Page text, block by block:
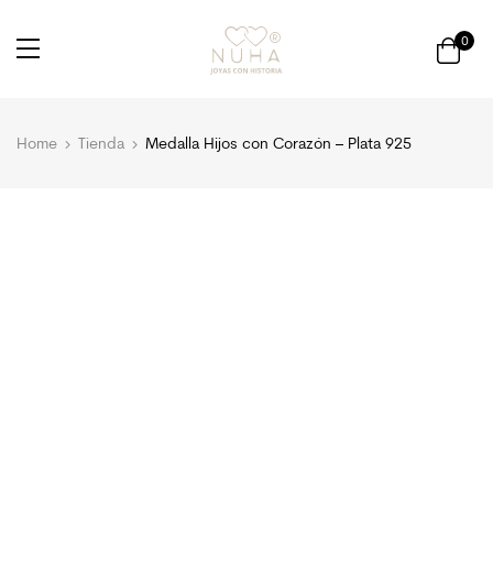
0
Home Tienda Medalla Hijos con Corazón – Plata 925